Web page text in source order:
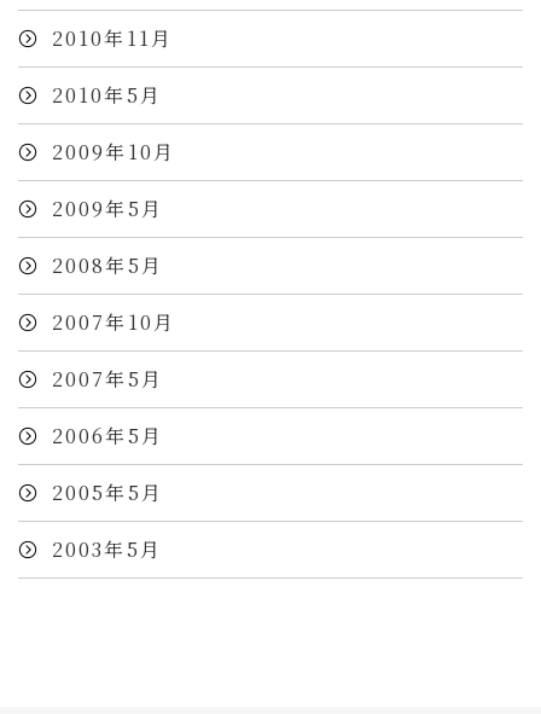
2010年11月
2010年5月
2009年10月
2009年5月
2008年5月
2007年10月
2007年5月
2006年5月
2005年5月
2003年5月